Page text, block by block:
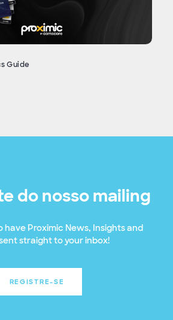
Guide
do nosso mailing
have Proximic News, Insights and
straight to your inbox!
REGISTRE-SE